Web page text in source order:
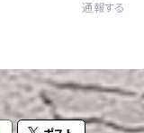
通報する